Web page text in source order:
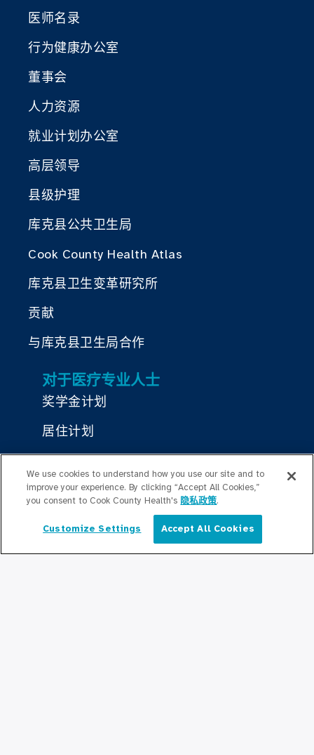
医师名录
行为健康办公室
董事会
人力资源
就业计划办公室
高层领导
县级护理
库克县公共卫生局
Cook County Health Atlas
库克县卫生变革研究所
贡献
与库克县卫生局合作
对于医疗专业人士
奖学金计划
居住计划
Education/Professional Education
公积金奖学基金
联系我们
简体中文
We use cookies to understand how you use our site and to
improve your experience. By clicking “Accept All Cookies,”
you consent to Cook County Health's 隐私政策.
Customize Settings Accept All Cookies